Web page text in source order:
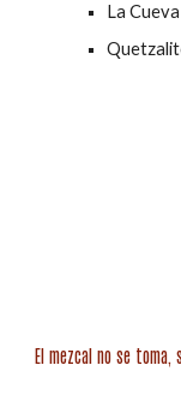
La
El mezcal no se